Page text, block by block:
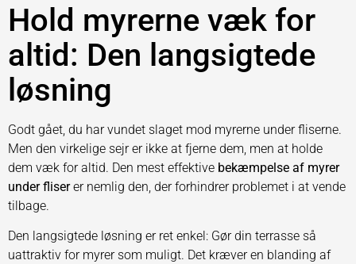
Hold myrerne væk for
altid: Den langsigtede
løsning
Godt gået, du har vundet slaget mod myrerne under fliserne.
Men den virkelige sejr er ikke at fjerne dem, men at holde
dem væk for altid. Den mest effektive bekæmpelse af myrer
under fliserer nemlig den, der forhindrer problemet i at vende
tilbage.
Den langsigtede løsning er ret enkel: Gør din terrasse så
uattraktiv for myrer som muligt. Det kræver en blanding af